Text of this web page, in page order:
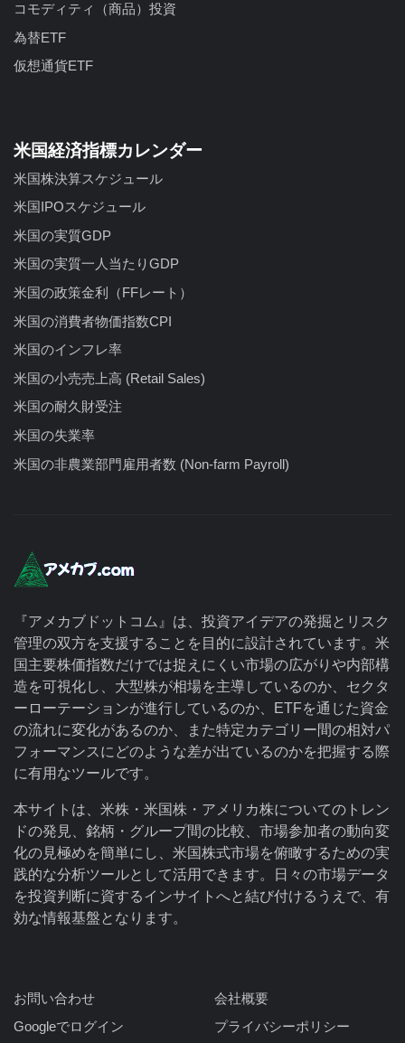
コモディティ（商品）投資
為替ETF
仮想通貨ETF
米国経済指標カレンダー
米国株決算スケジュール
米国IPOスケジュール
米国の実質GDP
米国の実質一人当たりGDP
米国の政策金利（FFレート）
米国の消費者物価指数CPI
米国のインフレ率
米国の小売売上高 (Retail Sales)
米国の耐久財受注
米国の失業率
米国の非農業部門雇用者数 (Non-farm Payroll)
『アメカブドットコム』は、投資アイデアの発掘とリスク
管理の双方を支援することを目的に設計されています。米
国主要株価指数だけでは捉えにくい市場の広がりや内部構
造を可視化し、大型株が相場を主導しているのか、セクタ
ーローテーションが進行しているのか、ETFを通じた資金
の流れに変化があるのか、また特定カテゴリー間の相対パ
フォーマンスにどのような差が出ているのかを把握する際
に有用なツールです。
本サイトは、米株・米国株・アメリカ株についてのトレン
ドの発見、銘柄・グループ間の比較、市場参加者の動向変
化の見極めを簡単にし、米国株式市場を俯瞰するための実
践的な分析ツールとして活用できます。日々の市場データ
を投資判断に資するインサイトへと結び付けるうえで、有
効な情報基盤となります。
お問い合わせ
Googleでログイン
会社概要
プライバシーポリシー